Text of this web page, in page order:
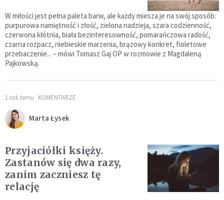
W miłości jest pełna paleta barw, ale każdy miesza je na swój sposób:
purpurowa namiętność i złość, zielona nadzieja, szara codzienność,
czerwona kłótnia, biała bezinteresowność, pomarańczowa radość,
czarna rozpacz, niebieskie marzenia, brązowy konkret, fioletowe
przebaczenie... – mówi Tomasz Gaj OP w rozmowie z Magdaleną
Pajkowską.
1 rok temu KOMENTARZE
Marta Łysek
Przyjaciółki księży.
Zastanów się dwa razy,
zanim zaczniesz tę
relację